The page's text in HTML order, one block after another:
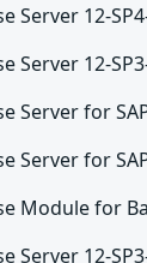
Server 12-
Server 12-
Server for
Server for
Module for
Server 12-